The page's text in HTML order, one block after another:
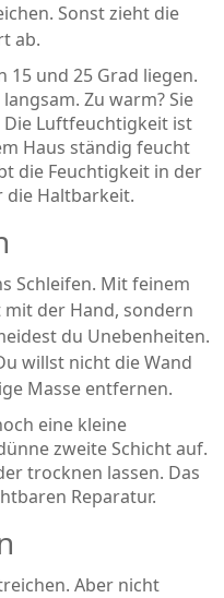
Sonst zieht die
ab.
15 und 25 Grad liegen.
Zu warm? Sie
Luftfeuchtigkeit ist
Haus ständig feucht
die Feuchtigkeit in der
die Haltbarkeit.
Schleifen. Mit feinem
mit der Hand, sondern
du Unebenheiten.
willst nicht die Wand
Masse entfernen.
eine kleine
zweite Schicht auf.
trocknen lassen. Das
Reparatur.
Aber nicht